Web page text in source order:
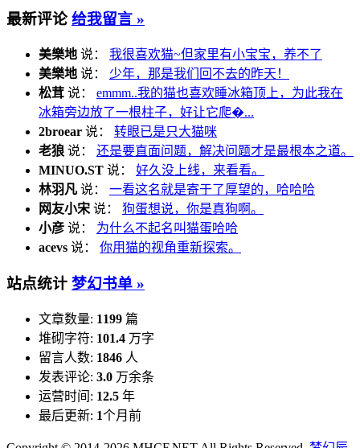
最新评论 给我留言 »
美樂地 说： 我很喜欢猫~但家里有小宝宝，养不了
美樂地 说： 少年，那是我们回不去的昨天！
松茸 说： emmm..我的猫也喜欢睡冰箱顶上，为此我在
冰箱旁边放了一根柱子，好让它爬�...
2broear 说： 转眼已是只大猫咪
老狼 说： 还是要直面问题，解决问题才是最根本之道。
MINUO.ST 说： 好久没上线，来看看。
林羽凡 说： 一看这名就是寄于了厚望的，哈哈哈
网友小宋 说： 狗蛋想说，你是真狗啊。
小彦 说： 为什么不起名叫猫蛋哈哈
acevs 说： 你用猫的视角重新探索。
站点统计 梦幻书单 »
文章数量: 1199 篇
堆砌字符: 101.4 万字
留言人数: 1846 人
发表评论: 3.0 万余条
运营时间: 12.5 年
最后更新: 1个月前